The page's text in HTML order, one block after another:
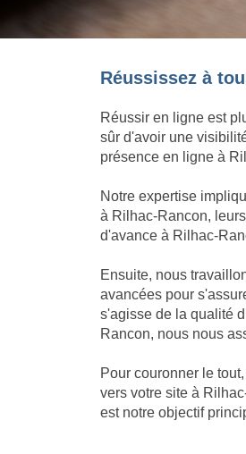
Réussissez à
Réussir en ligne est
sûr d'avoir une
présence en ligne à
Notre expertise
à Rilhac-Rancon,
d'avance à Rilhac-
Ensuite, nous
avancées pour
s'agisse de la qualité
Rancon, nous nous
Pour couronner le
vers votre site à
est notre objectif